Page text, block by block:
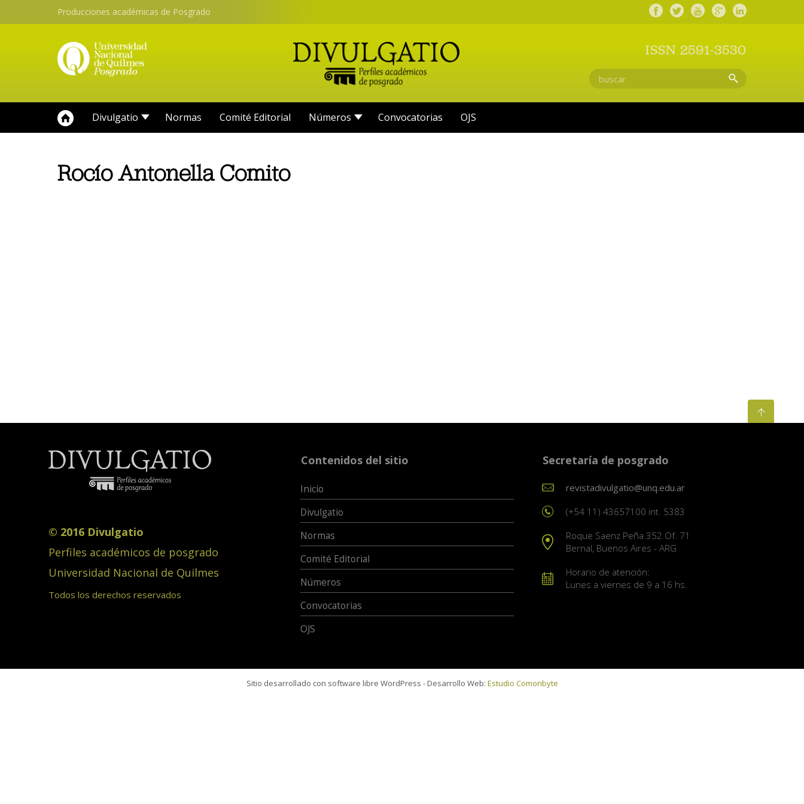
Producciones académicas de Posgrado
ISSN 2591-3530
Divulgatio Normas Comité Editorial Números Convocatorias OJS
Rocío Antonella Comito
© 2016 Divulgatio
Perfiles académicos de posgrado
Universidad Nacional de Quilmes
Todos los derechos reservados
Contenidos del sitio
Inicio
Divulgatio
Normas
Comité Editorial
Números
Convocatorias
OJS
Secretaría de posgrado
revistadivulgatio@unq.edu.ar
(+54 11) 43657100 int. 5383
Roque Saenz Peña 352 Of. 71
Bernal, Buenos Aires - ARG
Horario de atención:
Lunes a viernes de 9 a 16 hs.
Sitio desarrollado con software libre WordPress - Desarrollo Web: Estudio Comonbyte